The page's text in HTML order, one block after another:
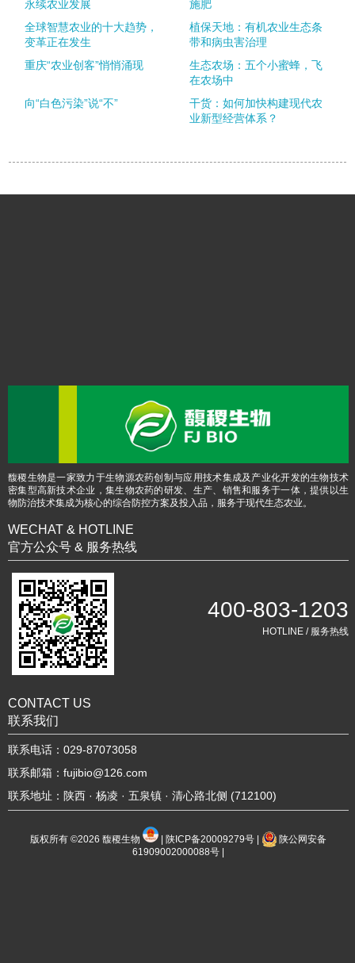
永续农业发展
施肥
全球智慧农业的十大趋势，
变革正在发生
植保天地：有机农业生态条
带和病虫害治理
重庆“农业创客”悄悄涌现
生态农场：五个小蜜蜂，飞
在农场中
向“白色污染”说“不”
干货：如何加快构建现代农
业新型经营体系？
馥稷生物是一家致力于生物源农药创制与应用技术集成及产业化开发的生物技术
密集型高新技术企业，集生物农药的研发、生产、销售和服务于一体，提供以生
物防治技术集成为核心的综合防控方案及投入品，服务于现代生态农业。
WECHAT & HOTLINE
官方公众号 & 服务热线
400-803-1203
HOTLINE / 服务热线
CONTACT US
联系我们
联系电话：029-87073058
联系邮箱：fujibio@126.com
联系地址：陕西 · 杨凌 · 五泉镇 · 清心路北侧 (712100)
版权所有 ©2026馥稷生物 陕ICP备20009279号
陕公网安备
61909002000088号